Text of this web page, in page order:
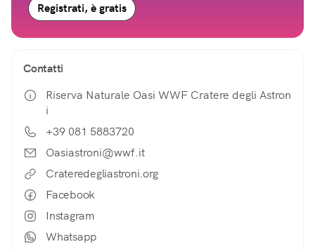
Registrati, è gratis
Contatti
Riserva Naturale Oasi WWF Cratere degli Astron
i
+39 081 5883720
Oasiastroni@wwf.it
Crateredegliastroni.org
Facebook
Instagram
Whatsapp